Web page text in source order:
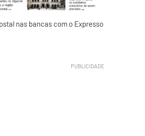
nas bancas com o Expresso